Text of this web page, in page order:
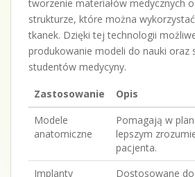
tworzenie materiałów medycznych
strukturze, które można
tkanek. Dzięki tej technologii
produkowanie modeli do nauki oraz
studentów medycyny.
Zastosowanie
Opis
Modele
anatomiczne
Pomagają w
lepszym
pacjenta.
Implanty
Dostosowane